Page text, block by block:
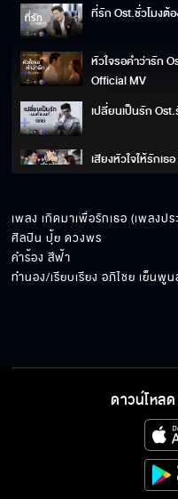
ที่รัก Ost.ชั่วโมงต้
หัวใจรอคำว่ารัก
Official MV
เปลี่ยนเป็นรัก
เสียงหัวใจให้รักเ
ใช่เธอใช่เลย
เพลง เกิดมาเพื่อรักเธอ (เพลงป
ศิลปิน ปุ้ย ดวงพร
คำร้อง สีฟ้า
ทำนอง/เรียบเรียง อภิไชย เย็นพูน
ดาวน์โหลด